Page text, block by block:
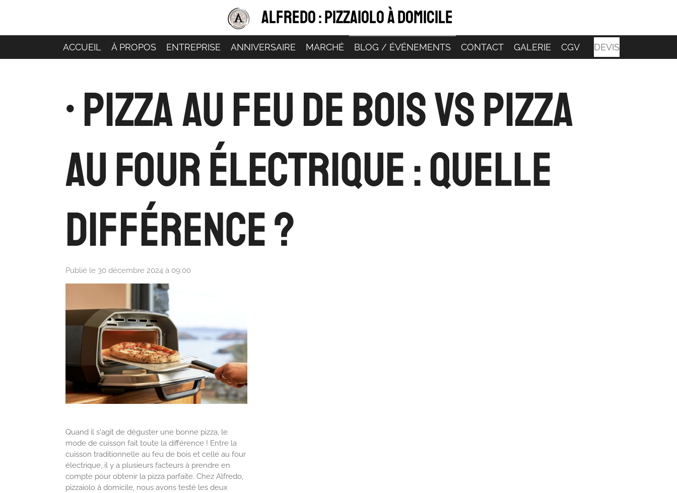
alfredo : pizzaiolo à domicile
ACCUEIL À PROPOS ENTREPRISE ANNIVERSAIRE MARCHÉ BLOG / ÉVÉNEMENTS CONTACT GALERIE CGV DEVIS
• Pizza au Feu de Bois vs Pizza
au Four Électrique : Quelle
Différence ?
Publié le 30 décembre 2024 à 09:00
Quand il s'agit de déguster une bonne pizza, le
mode de cuisson fait toute la différence ! Entre la
cuisson traditionnelle au feu de bois et celle au four
électrique, il y a plusieurs facteurs à prendre en
compte pour obtenir la pizza parfaite. Chez Alfredo,
pizzaiolo à domicile, nous avons testé les deux